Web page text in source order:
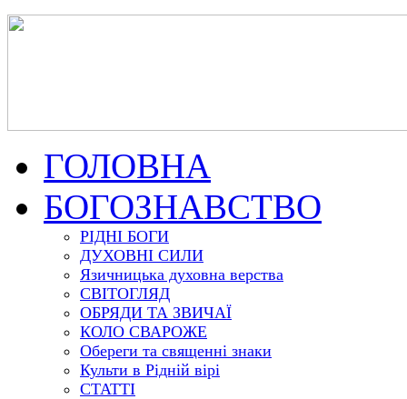
ГОЛОВНА
БОГОЗНАВСТВО
РІДНІ БОГИ
ДУХОВНІ СИЛИ
Язичницька духовна верства
СВІТОГЛЯД
ОБРЯДИ ТА ЗВИЧАЇ
КОЛО СВАРОЖЕ
Обереги та священні знаки
Культи в Рідній вірі
СТАТТІ